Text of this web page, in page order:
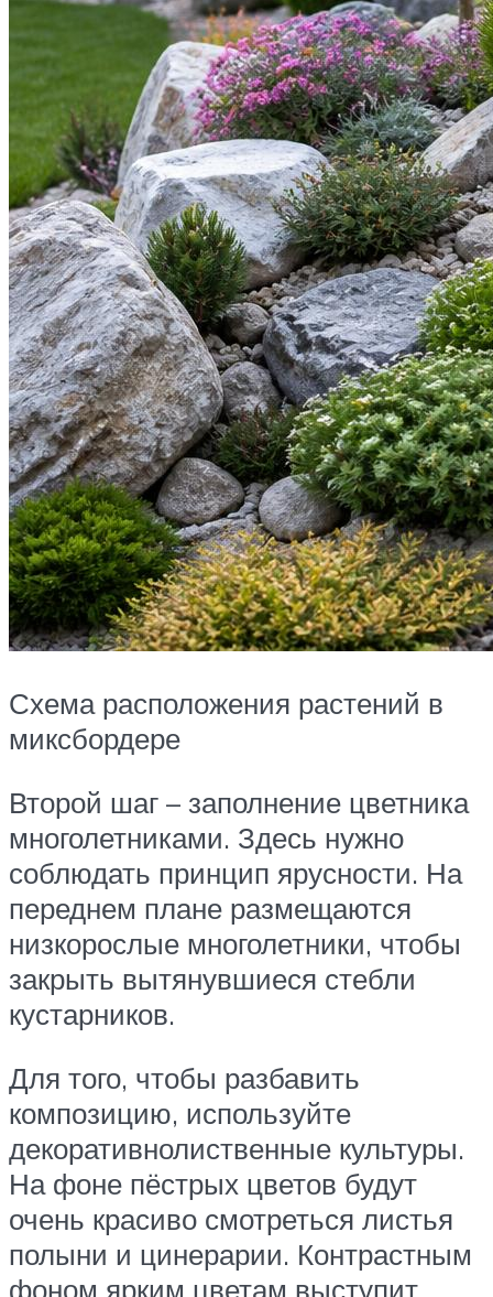
Схема расположения растений в
миксбордере
Второй шаг – заполнение цветника
многолетниками. Здесь нужно
соблюдать принцип ярусности. На
переднем плане размещаются
низкорослые многолетники, чтобы
закрыть вытянувшиеся стебли
кустарников.
Для того, чтобы разбавить
композицию, используйте
декоративнолиственные культуры.
На фоне пёстрых цветов будут
очень красиво смотреться листья
полыни и цинерарии. Контрастным
фоном ярким цветам выступит